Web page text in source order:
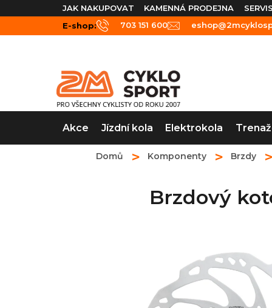
na
obsah
JAK NAKUPOVAT KAMENNÁ PRODEJNA SERVIS
E-shop:
703 151 600
Akce Jízdní kola Elektrokola
Domů Komponenty Brzdy
Brzdový